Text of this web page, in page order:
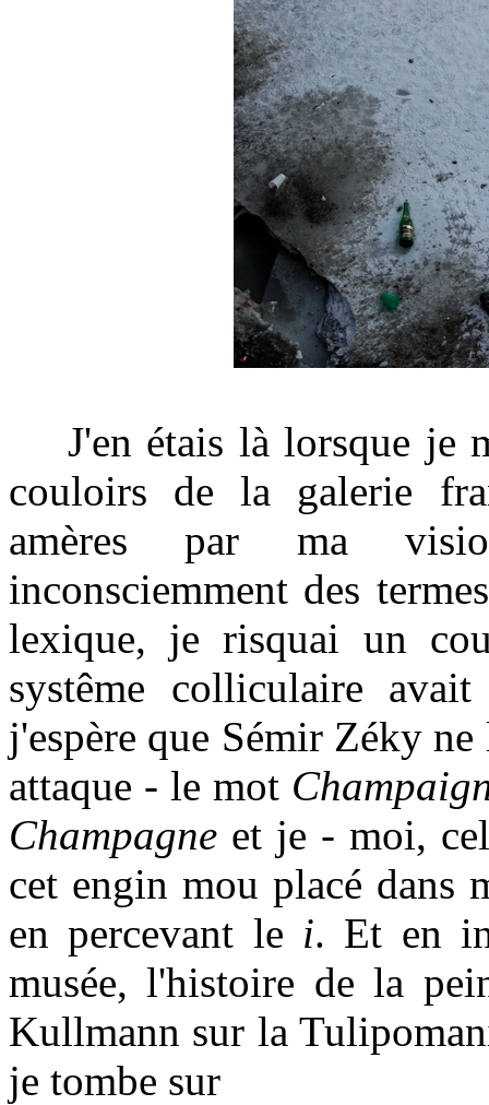
J'en étais là lorsque je
couloirs de la galerie
amères par ma
inconsciemment des
lexique, je risquai un
systême colliculaire
j'espère que Sémir Zéky
attaque - le mot
Champagne et je - moi,
cet engin mou placé dans
en percevant le i. Et en
musée, l'histoire de la
Kullmann sur la
je tombe sur